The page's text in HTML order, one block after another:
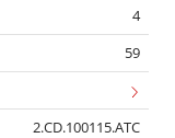
4
59
2.CD.100115.ATC